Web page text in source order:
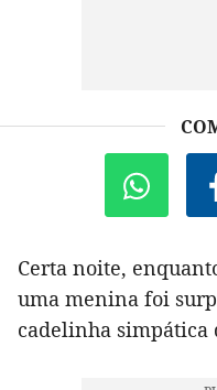
Certa noite,
uma menina foi
cadelinha simpática